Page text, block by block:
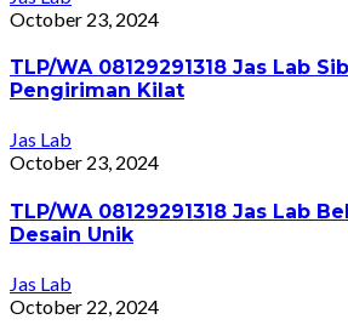
October 23, 2024
TLP/WA 08129291318 Jas Lab
Pengiriman Kilat
Jas Lab
October 23, 2024
TLP/WA 08129291318 Jas Lab
Desain Unik
Jas Lab
October 22, 2024